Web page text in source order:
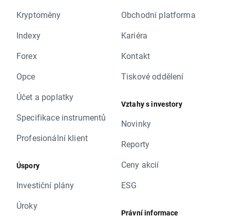
Kryptoměny
Indexy
Forex
Opce
Účet a poplatky
Specifikace instrumentů
Profesionální klient
Úspory
Investiční plány
Úroky
Obchodní platforma
Kariéra
Kontakt
Tiskové oddělení
Vztahy s investory
Novinky
Reporty
Ceny akcií
ESG
Právní informace